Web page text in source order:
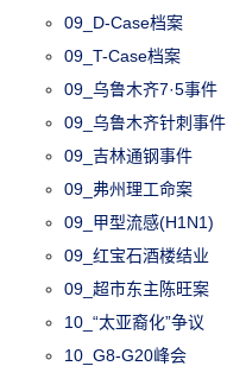
09_D-Case档案
09_T-Case档案
09_乌鲁木齐7·5事件
09_乌鲁木齐针刺事件
09_吉林通钢事件
09_弗州理工命案
09_甲型流感(H1N1)
09_红宝石酒楼结业
09_超市东主陈旺案
10_“太亚裔化”争议
10_G8-G20峰会